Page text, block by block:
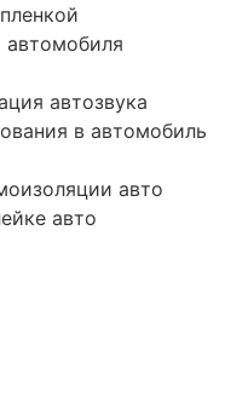
автомобиля
автозвука
в автомобиль
авто
авто